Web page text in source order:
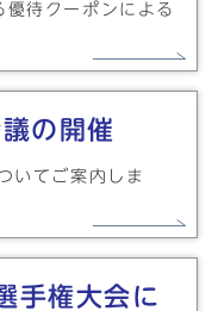
待クーポンによる
の開催
いてご案内しま
手権大会に